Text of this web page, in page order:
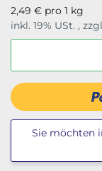
2,49 € pro 1 kg
inkl. 19% USt. ,
Sie möchten